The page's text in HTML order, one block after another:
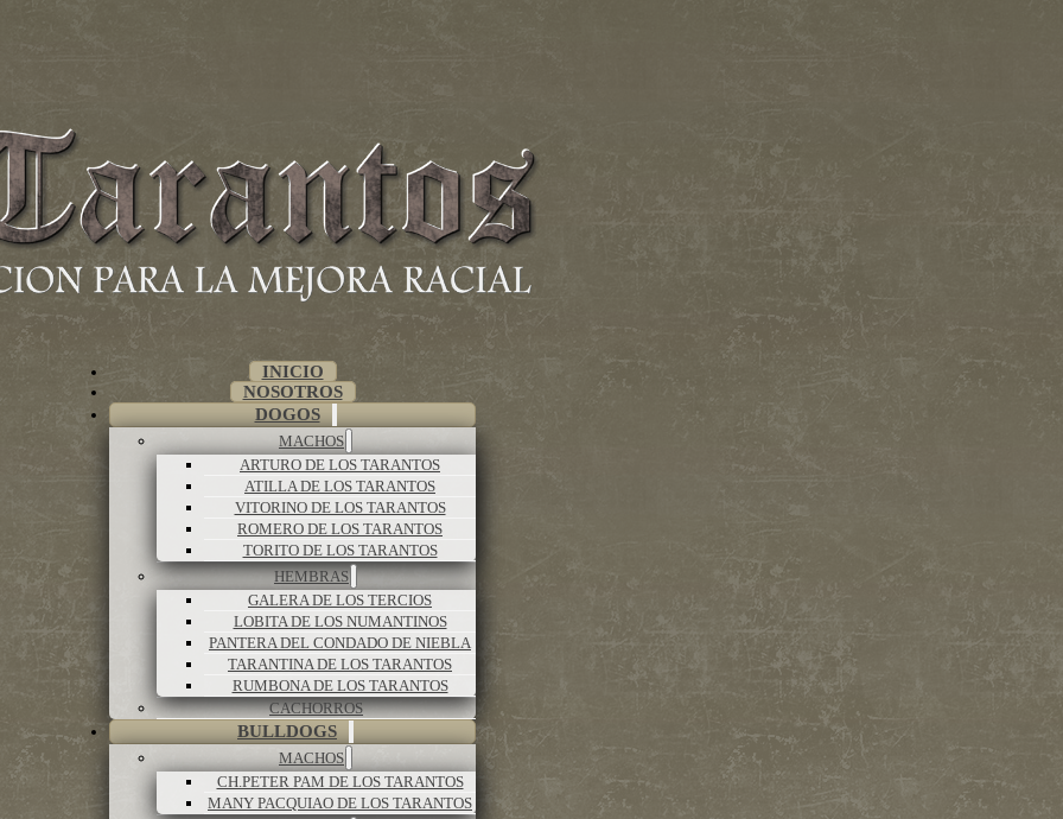
INICIO
NOSOTROS
DOGOS
MACHOS
ARTURO DE LOS TARANTOS
ATILLA DE LOS TARANTOS
VITORINO DE LOS TARANTOS
ROMERO DE LOS TARANTOS
TORITO DE LOS TARANTOS
HEMBRAS
GALERA DE LOS TERCIOS
LOBITA DE LOS NUMANTINOS
PANTERA DEL CONDADO DE NIEBLA
TARANTINA DE LOS TARANTOS
RUMBONA DE LOS TARANTOS
CACHORROS
BULLDOGS
MACHOS
CH.PETER PAM DE LOS TARANTOS
MANY PACQUIAO DE LOS TARANTOS